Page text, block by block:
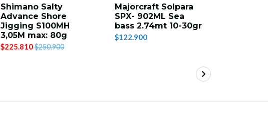
Shimano Salty
Advance Shore
Jigging S100MH
3,05M max: 80g
$225.810$250.900
Majorcraft Solpara
SPX- 902ML Sea
bass 2.74mt 10-30gr
$122.900